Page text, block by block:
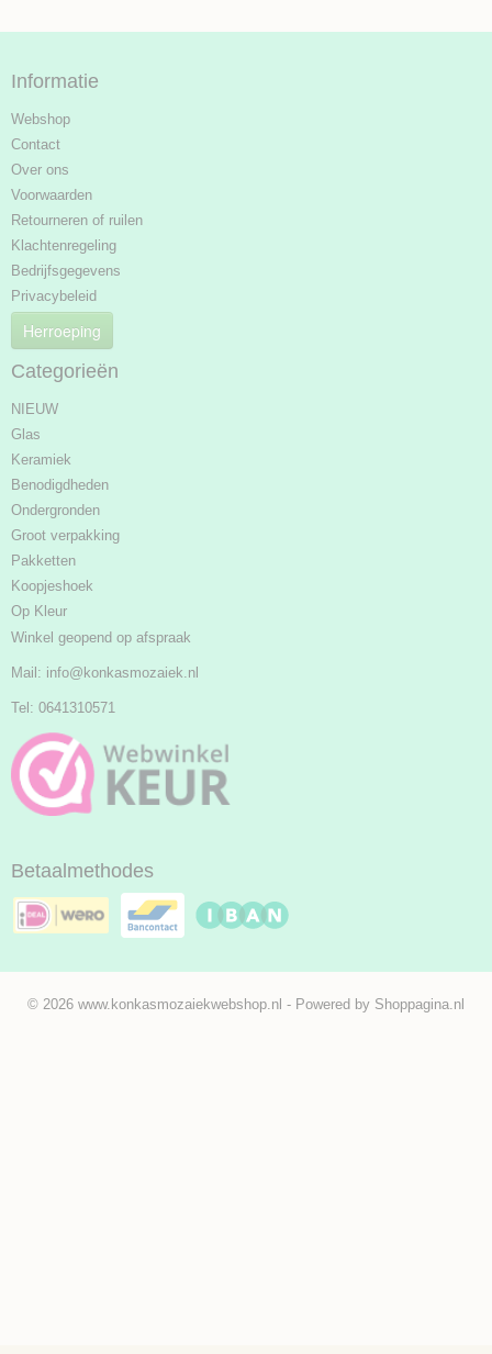
Informatie
Webshop
Contact
Over ons
Voorwaarden
Retourneren of ruilen
Klachtenregeling
Bedrijfsgegevens
Privacybeleid
Herroeping
Categorieën
NIEUW
Glas
Keramiek
Benodigdheden
Ondergronden
Groot verpakking
Pakketten
Koopjeshoek
Op Kleur
Winkel geopend op afspraak
Mail: info@konkasmozaiek.nl
Tel: 0641310571
Betaalmethodes
© 2026 www.konkasmozaiekwebshop.nl - Powered by Shoppagina.nl